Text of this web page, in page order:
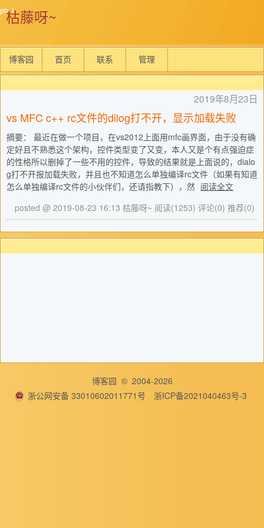
枯藤呀~
博客园 首页 联系 管理
2019年8月23日
vs MFC c++ rc文件的dilog打不开，显示加载失败
摘要： 最近在做一个项目，在vs2012上面用mfc画界面，由于没有确
定好且不熟悉这个架构，控件类型变了又变，本人又是个有点强迫症
的性格所以删掉了一些不用的控件，导致的结果就是上面说的，dialo
g打不开报加载失败，并且也不知道怎么单独编译rc文件（如果有知道
怎么单独编译rc文件的小伙伴们，还请指教下），然 阅读全文
posted @ 2019-08-23 16:13 枯藤呀~ 阅读(1253) 评论(0) 推荐(0)
博客园 © 2004-2026
浙公网安备 33010602011771号
浙ICP备2021040463号-3